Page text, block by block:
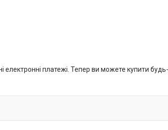
електронні платежі. Тепер ви можете купити